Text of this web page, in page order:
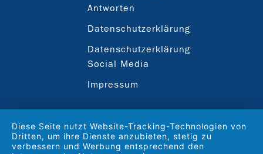
Antworten
Datenschutzerklärung
Datenschutzerklärung
Social Media
Impressum
Diese Seite nutzt Website-Tracking-Technologien von
Dritten, um ihre Dienste anzubieten, stetig zu
verbessern und Werbung entsprechend den